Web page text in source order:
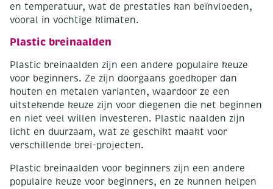
en temperatuur, wat de prestaties kan beïnvloeden,
vooral in vochtige klimaten.
Plastic breinaalden
Plastic breinaalden zijn een andere populaire keuze
voor beginners. Ze zijn doorgaans goedkoper dan
houten en metalen varianten, waardoor ze een
uitstekende keuze zijn voor diegenen die net beginnen
en niet veel willen investeren. Plastic naalden zijn
licht en duurzaam, wat ze geschikt maakt voor
verschillende brei-projecten.
Plastic breinaalden voor beginners zijn een andere
populaire keuze voor beginners, en ze kunnen helpen